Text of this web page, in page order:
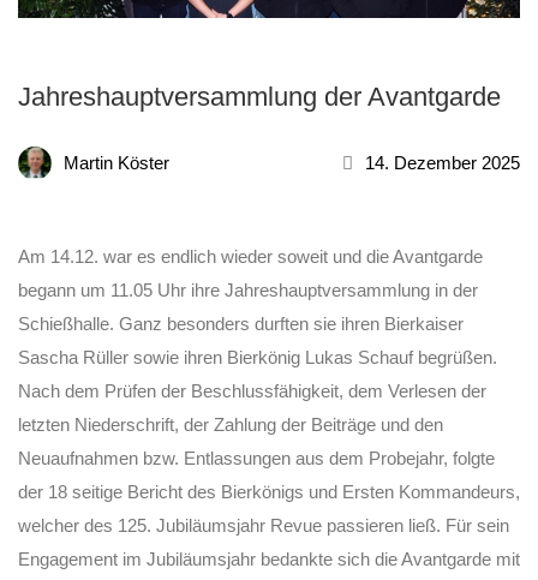
Jahreshauptversammlung der Avantgarde
Martin Köster 14. Dezember 2025
Am 14.12. war es endlich wieder soweit und die Avantgarde
begann um 11.05 Uhr ihre Jahreshauptversammlung in der
Schießhalle. Ganz besonders durften sie ihren Bierkaiser
Sascha Rüller sowie ihren Bierkönig Lukas Schauf begrüßen.
Nach dem Prüfen der Beschlussfähigkeit, dem Verlesen der
letzten Niederschrift, der Zahlung der Beiträge und den
Neuaufnahmen bzw. Entlassungen aus dem Probejahr, folgte
der 18 seitige Bericht des Bierkönigs und Ersten Kommandeurs,
welcher des 125. Jubiläumsjahr Revue passieren ließ. Für sein
Engagement im Jubiläumsjahr bedankte sich die Avantgarde mit